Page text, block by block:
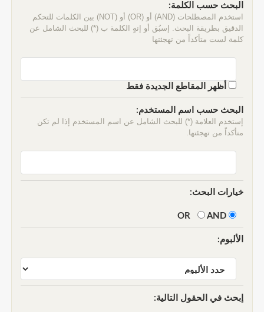
البحث حسب الكلمة:
استخدم المصطلحات (AND) أو (OR) أو (NOT) بين الكلمات للتحكم
الدقيق بطريقة البحث. إسبُق أو إنهٍ الكلمة ب (*) للبحث الشامل عن
كلمة لست متأكداً من تهجئتها
أظهر المقاطع الجديدة فقط
البحث حسب اسم المستخدم:
إستخدم العلامة (*) للبحث الشامل عن اسم المستخدم إذا لم تكن
متأكداً من تهجئتها.
خيارات البحث:
AND
الألبوم:
إبحث في الحقول التالية: